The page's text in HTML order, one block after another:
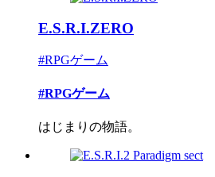
E.S.R.I.ZERO
#RPGゲーム
#RPGゲーム
はじまりの物語。